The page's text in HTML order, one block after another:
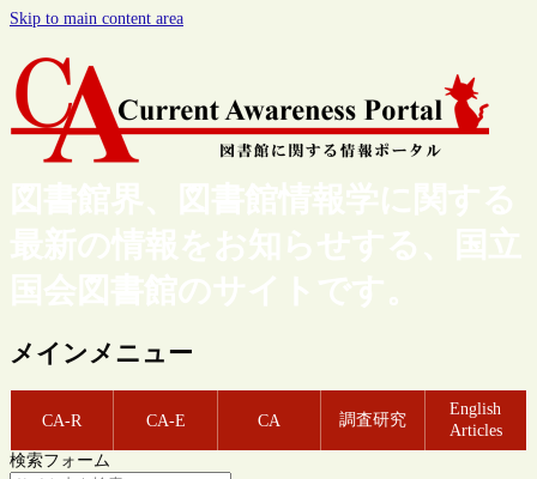
Skip to main content area
図書館界、図書館情報学に関する
最新の情報をお知らせする、国立
国会図書館のサイトです。
メインメニュー
CA-R CA-E CA 調査研究
English
Articles
検索フォーム